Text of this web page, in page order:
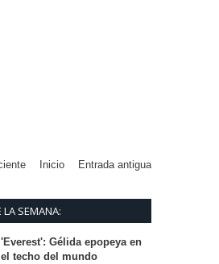
Entrada antigua
Inicio
LA SEMANA:
'Everest': Gélida epopeya en
el techo del mundo